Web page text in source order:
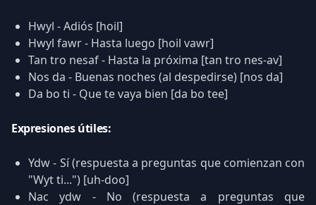
Hwyl - Adiós [hoil]
Hwyl fawr - Hasta luego [hoil vawr]
Tan tro nesaf - Hasta la próxima [tan tro nes-av]
Nos da - Buenas noches (al despedirse) [nos da]
Da bo ti - Que te vaya bien [da bo tee]
Expresiones útiles:
Ydw - Sí (respuesta a preguntas que comienzan con
"Wyt ti...") [uh-doo]
Nac ydw - No (respuesta a preguntas que